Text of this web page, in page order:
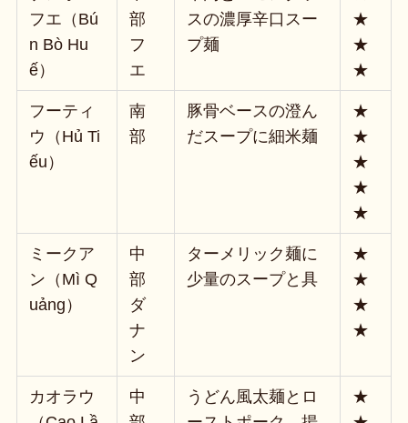
フエ（Bú
n Bò Hu
ế）
部
フ
エ
スの濃厚辛口スー
プ麺
★
★
★
フーティ
ウ（Hủ Ti
ếu）
南
部
豚骨ベースの澄ん
だスープに細米麺
★
★
★
★
★
ミークア
ン（Mì Q
uảng）
中
部
ダ
ナ
ン
ターメリック麺に
少量のスープと具
★
★
★
★
カオラウ
中
うどん風太麺とロ
★